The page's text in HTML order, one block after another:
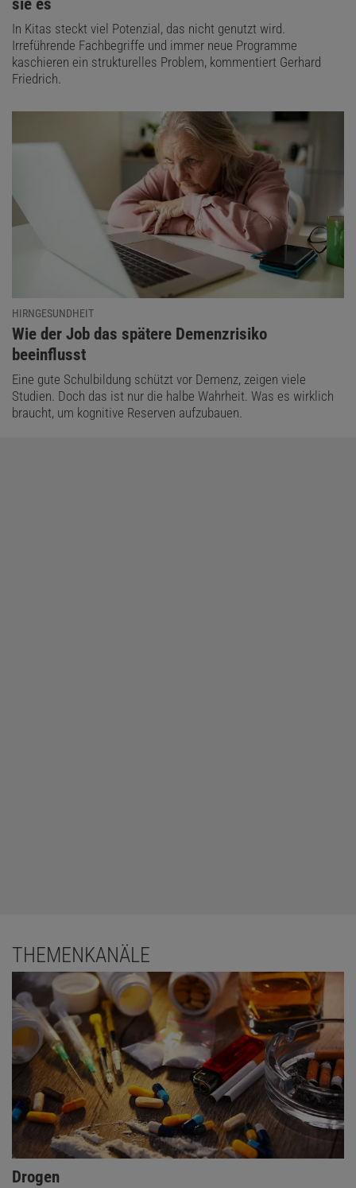
sie es
In Kitas steckt viel Potenzial, das nicht genutzt wird.
Irreführende Fachbegriffe und immer neue Programme
kaschieren ein strukturelles Problem, kommentiert Gerhard
Friedrich.
HIRNGESUNDHEIT
:
Wie der Job das spätere Demenzrisiko
beeinflusst
Eine gute Schulbildung schützt vor Demenz, zeigen viele
Studien. Doch das ist nur die halbe Wahrheit. Was es wirklich
braucht, um kognitive Reserven aufzubauen.
THEMENKANÄLE
Drogen